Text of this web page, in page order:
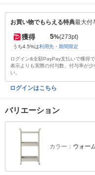
お買い物でもらえる特典最大付
獲得 5%(273pt)
うち4.5%は利用先・期間限定
ログイン&全額PayPay支払いで獲得
表示よりも実際の付与数、付与率が
い。
ログインはこちら
バリエーション
カラー： ウォー